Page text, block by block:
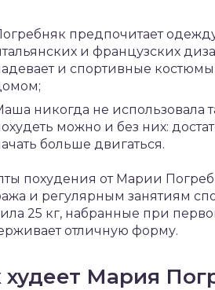
предпочитает
и французских
и спортивные
никогда не использовала
можно и без них:
больше двигаться.
похудения от Марии
и регулярным занятиям
25 кг, набранные при
отличную форму.
худеет Мария